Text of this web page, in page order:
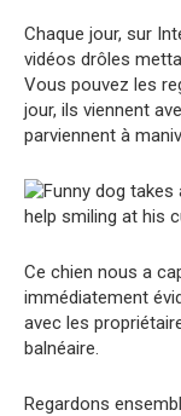
Chaque jour, sur
vidéos drôles
Vous pouvez les
jour, ils viennent
parviennent à
Ce chien nous a
immédiatement
avec les
balnéaire.
Regardons